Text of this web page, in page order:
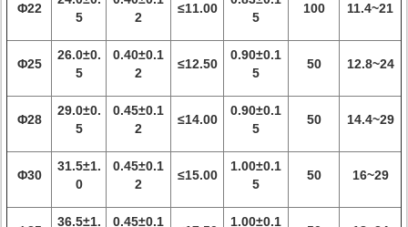
Φ22
5
2
≤11.00
5
100 11.4~21
Φ25
26.0±0.
5
0.40±0.1
2
≤12.50
0.90±0.1
5
50 12.8~24
Φ28
29.0±0.
5
0.45±0.1
2
≤14.00
0.90±0.1
5
50 14.4~29
Φ30
31.5±1.
0
0.45±0.1
2
≤15.00
1.00±0.1
5
50 16~29
36.5±1.
0.45±0.1
1.00±0.1